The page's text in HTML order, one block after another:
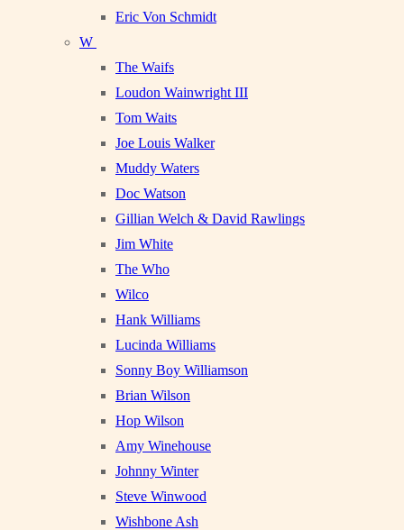
Eric Von Schmidt
W
The Waifs
Loudon Wainwright III
Tom Waits
Joe Louis Walker
Muddy Waters
Doc Watson
Gillian Welch & David Rawlings
Jim White
The Who
Wilco
Hank Williams
Lucinda Williams
Sonny Boy Williamson
Brian Wilson
Hop Wilson
Amy Winehouse
Johnny Winter
Steve Winwood
Wishbone Ash